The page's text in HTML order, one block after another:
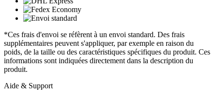
*Ces frais d'envoi se réfèrent à un envoi standard. Des frais
supplémentaires peuvent s'appliquer, par exemple en raison du
poids, de la taille ou des caractéristiques spécifiques du produit. Ces
informations sont indiquées directement dans la description du
produit.
Aide & Support